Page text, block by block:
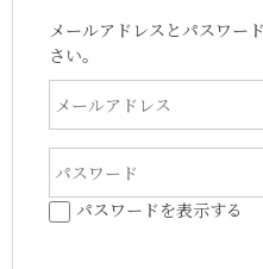
メールアドレスとパスワー
さい。
パスワードを表示する